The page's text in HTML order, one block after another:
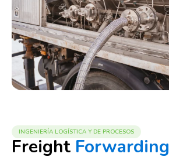
INGENIERÍA LOGÍSTICA Y DE PROCESOS
FreightForwarding